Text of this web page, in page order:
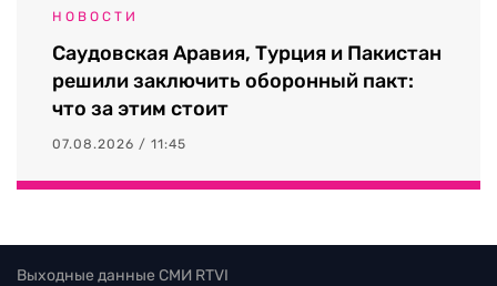
НОВОСТИ
Саудовская Аравия, Турция и Пакистан
решили заключить оборонный пакт:
что за этим стоит
07.08.2026 / 11:45
Выходные данные СМИ RTVI